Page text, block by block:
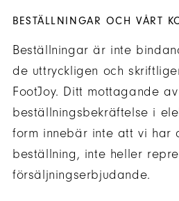
BESTÄLLNINGAR OCH VÅRT
Beställningar är inte
de uttryckligen och
FootJoy. Ditt mottagande
beställningsbekräftelse i
form innebär inte att vi har
beställning, inte heller
försäljningserbjudande.